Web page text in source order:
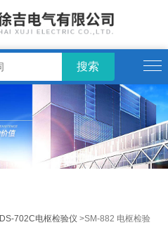
DS-702C电枢检验仪 >SM-882 电枢检验